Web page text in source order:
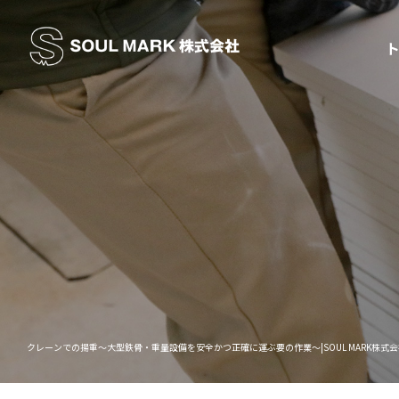
クレーンでの揚重〜大型鉄骨・重量設備を安全かつ正確に運ぶ要の作業〜|SOUL MARK株式